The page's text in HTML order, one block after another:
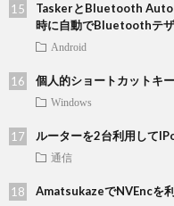
TaskerとBluetooth Auto
時に自動でBluetoothテ
Android
個人的ショートカットキ
Windows
ルーターを2台利用して
通信
AmatsukazeでNVEncを